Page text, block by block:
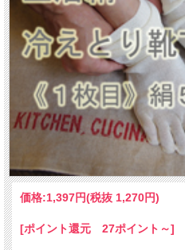
価格:1,397円(税抜 1,270円)
[ポイント還元 27ポイント～]